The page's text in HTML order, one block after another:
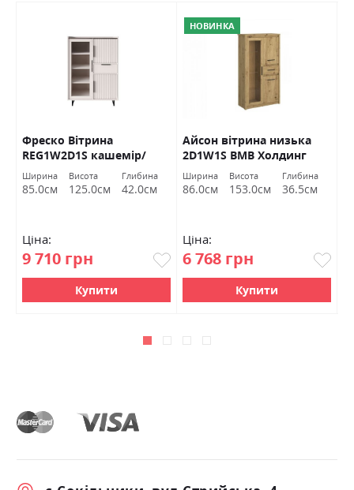
Фреско Вітрина
REG1W2D1S кашемір/
каштан арвадонна мінк
БРВ Україна
Ширина
85.0см
Висота
125.0см
Глибина
42.0см
Ціна:
9 710 грн
Купити
НОВИНКА
Айсон вітрина низька
2D1W1S ВМВ Холдинг
Ширина
86.0см
Висота
153.0см
Глибина
36.5см
Ціна:
6 768 грн
Купити